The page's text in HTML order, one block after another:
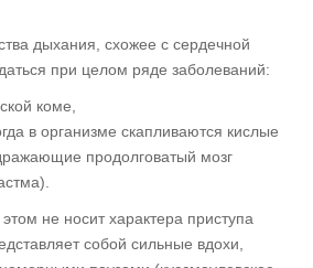
дыхания, схожее с сердечной
при целом ряде заболеваний:
коме,
в организме скапливаются кислые
продолговатый мозг
не носит характера приступа
собой сильные вдохи,